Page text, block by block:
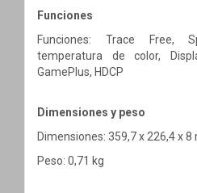
Funciones
Funciones: Trace Free,
temperatura de color,
GamePlus, HDCP
Dimensiones y peso
Dimensiones: 359,7 x 226,4 x 8
Peso: 0,71 kg